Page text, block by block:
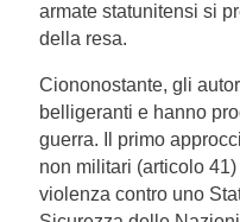
armate statunitensi si
della resa.
Ciononostante, gli
belligeranti e hanno
guerra. Il primo
non militari (articolo
violenza contro uno